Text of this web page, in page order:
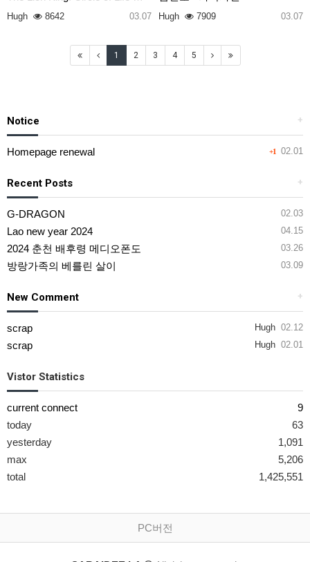
Hugh 8642 03.07 Hugh 7909 03.07
1 2 3 4 5
+
Notice
+1 02.01
Homepage renewal
+
Recent Posts
02.03
G-DRAGON
04.15
Lao new year 2024
03.26
2024 춘천 배후령 메디오폰도
03.09
방랑가족의 베를린 살이
+
New Comment
Hugh 02.12
scrap
Hugh 02.01
scrap
Vistor Statistics
current connect
9
today
63
yesterday
1,091
max
5,206
total
1,425,551
PC버전